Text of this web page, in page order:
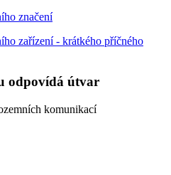
značení
zařízení - krátkého příčného
odpovídá útvar
komunikací